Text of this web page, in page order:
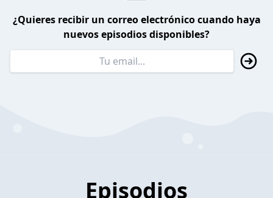
¿Quieres recibir un correo electrónico cuando haya
nuevos episodios disponibles?
Episodios